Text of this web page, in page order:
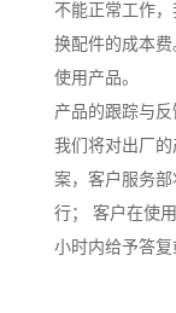
不能正常工作
换配件的成本
使用产品。
产品的跟踪与反
我们将对出厂
案，客户服务
行； 客户在使
小时内给予答复